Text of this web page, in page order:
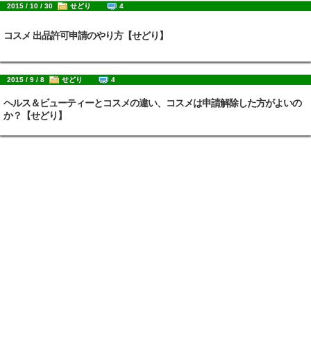
2015 / 10 / 30 せどり 4
コスメ 出品許可申請のやり方【せどり】
2015 / 9 / 8 せどり 4
ヘルス＆ビューティーとコスメの違い、コスメは申請解除した方がよいの
か？【せどり】